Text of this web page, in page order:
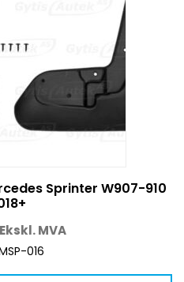
Sprinter W907-910
Ekskl. MVA
016